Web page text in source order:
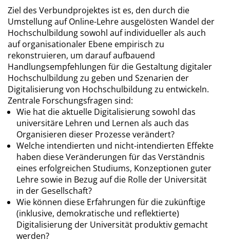
Ziel des Verbundprojektes ist es, den durch die
Umstellung auf Online-Lehre ausgelösten Wandel der
Hochschulbildung sowohl auf individueller als auch
auf organisationaler Ebene empirisch zu
rekonstruieren, um darauf aufbauend
Handlungsempfehlungen für die Gestaltung digitaler
Hochschulbildung zu geben und Szenarien der
Digitalisierung von Hochschulbildung zu entwickeln.
Zentrale Forschungsfragen sind:
Wie hat die aktuelle Digitalisierung sowohl das
universitäre Lehren und Lernen als auch das
Organisieren dieser Prozesse verändert?
Welche intendierten und nicht-intendierten Effekte
haben diese Veränderungen für das Verständnis
eines erfolgreichen Studiums, Konzeptionen guter
Lehre sowie in Bezug auf die Rolle der Universität
in der Gesellschaft?
Wie können diese Erfahrungen für die zukünftige
(inklusive, demokratische und reflektierte)
Digitalisierung der Universität produktiv gemacht
werden?